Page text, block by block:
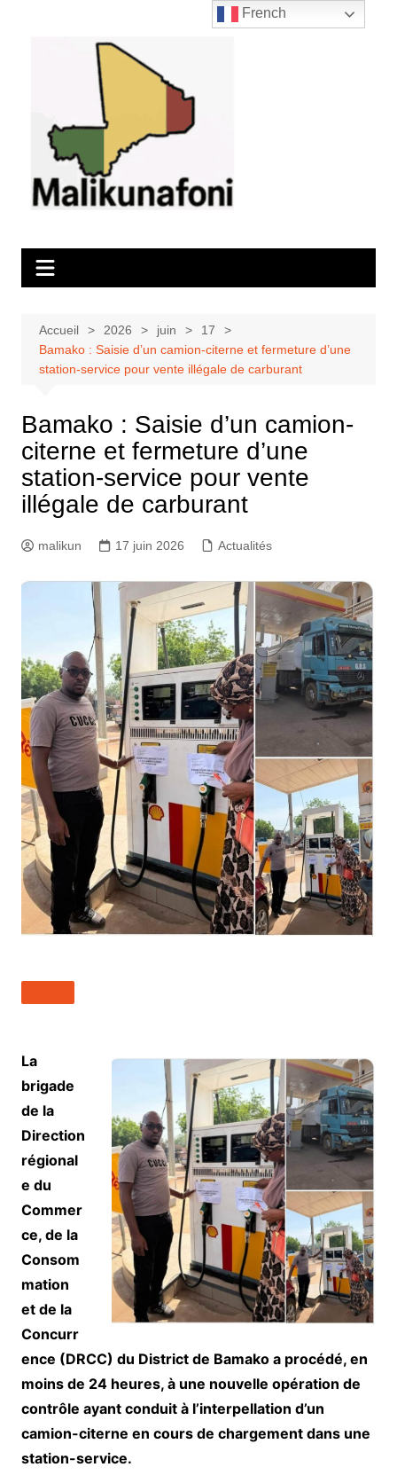
Accueil 2026 juin
17
Bamako : Saisie d’un camion-citerne et fermeture d’une
station-service pour vente illégale de carburant
Bamako : Saisie d’un camion-
citerne et fermeture d’une
station-service pour vente
illégale de carburant
malikun 17 juin 2026 Actualités
La
brigade
de la
Direction
régional
e du
Commer
ce, de la
Consom
mation
et de la
Concurr
ence (DRCC) du District de Bamako a procédé, en
moins de 24 heures, à une nouvelle opération de
contrôle ayant conduit à l’interpellation d’un
camion-citerne en cours de chargement dans une
station-service.
French